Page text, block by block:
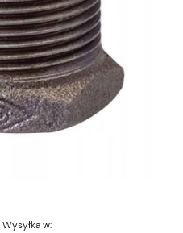
Wysyłka w: